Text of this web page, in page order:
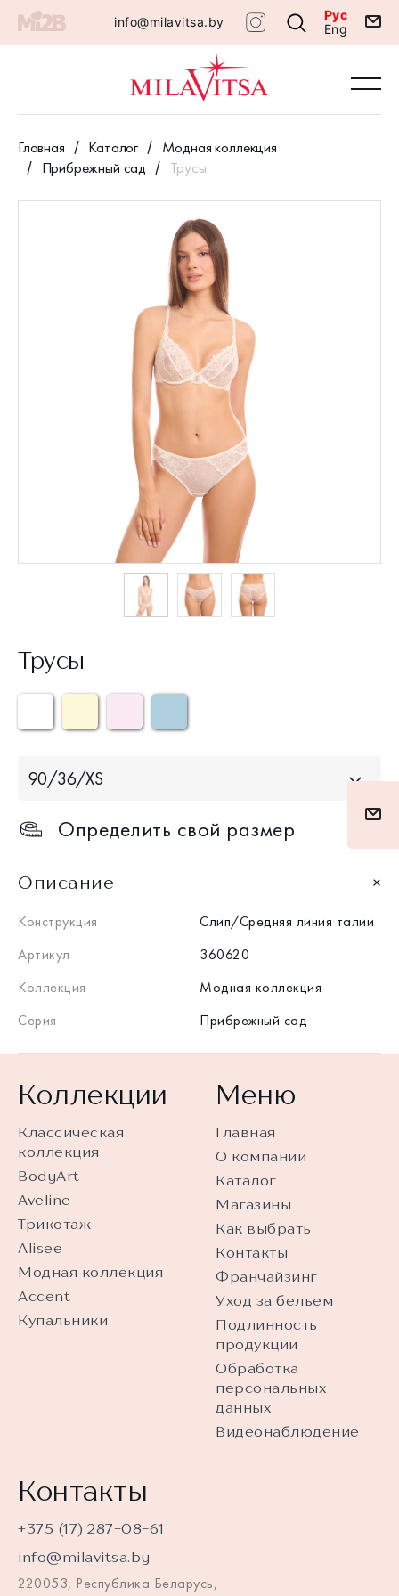
info@milavitsa.by
Рус
Eng
Главная Каталог
Модная коллекция
Прибрежный сад
Трусы
Трусы
90/36/XS
Определить свой размер
Описание
Конструкция
Слип/Средняя линия талии
Артикул
360620
Коллекция
Модная коллекция
Серия
Прибрежный сад
Коллекции
Классическая
коллекция
BodyArt
Aveline
Трикотаж
Alisee
Модная коллекция
Accent
Купальники
Меню
Главная
О компании
Каталог
Магазины
Как выбрать
Контакты
Франчайзинг
Уход за бельем
Подлинность
продукции
Обработка
персональных
данных
Видеонаблюдение
Контакты
+375 (17) 287-08-61
info@milavitsa.by
220053, Республика Беларусь,